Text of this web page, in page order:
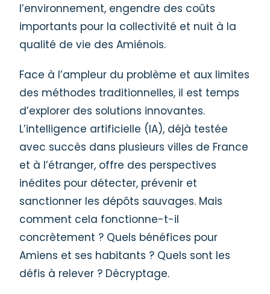
l’environnement, engendre des coûts
importants pour la collectivité et nuit à la
qualité de vie des Amiénois.
Face à l’ampleur du problème et aux limites
des méthodes traditionnelles, il est temps
d’explorer des solutions innovantes.
L’intelligence artificielle (IA), déjà testée
avec succès dans plusieurs villes de France
et à l’étranger, offre des perspectives
inédites pour détecter, prévenir et
sanctionner les dépôts sauvages. Mais
comment cela fonctionne-t-il
concrètement ? Quels bénéfices pour
Amiens et ses habitants ? Quels sont les
défis à relever ? Décryptage.